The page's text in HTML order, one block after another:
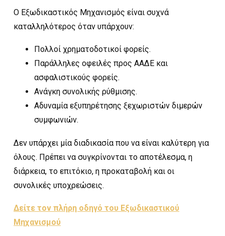
Ο Εξωδικαστικός Μηχανισμός είναι συχνά
καταλληλότερος όταν υπάρχουν:
Πολλοί χρηματοδοτικοί φορείς.
Παράλληλες οφειλές προς ΑΑΔΕ και
ασφαλιστικούς φορείς.
Ανάγκη συνολικής ρύθμισης.
Αδυναμία εξυπηρέτησης ξεχωριστών διμερών
συμφωνιών.
Δεν υπάρχει μία διαδικασία που να είναι καλύτερη για
όλους. Πρέπει να συγκρίνονται το αποτέλεσμα, η
διάρκεια, το επιτόκιο, η προκαταβολή και οι
συνολικές υποχρεώσεις.
Δείτε τον πλήρη οδηγό του Εξωδικαστικού
Μηχανισμού